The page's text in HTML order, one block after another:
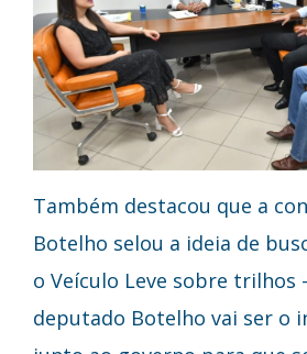
Também destacou que a
Botelho selou a ideia de
o Veículo Leve sobre trilhos
deputado Botelho vai ser o